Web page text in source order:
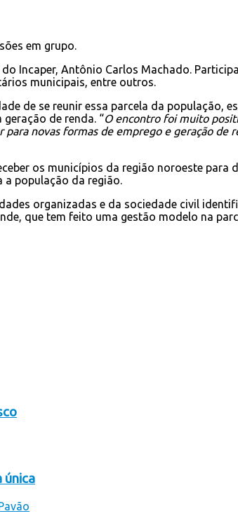
em grupo.
Incaper, Antônio Carlos Machado.
municipais, entre outros.
de se reunir essa parcela da população,
de renda. “O encontro foi muito
novas formas de emprego e geração de
os municípios da região noroeste para
a população da região.
organizadas e da sociedade civil
que tem feito uma gestão modelo na
única